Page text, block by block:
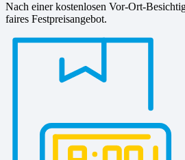
Nach einer kostenlosen Vor-Ort-
faires Festpreisangebot.